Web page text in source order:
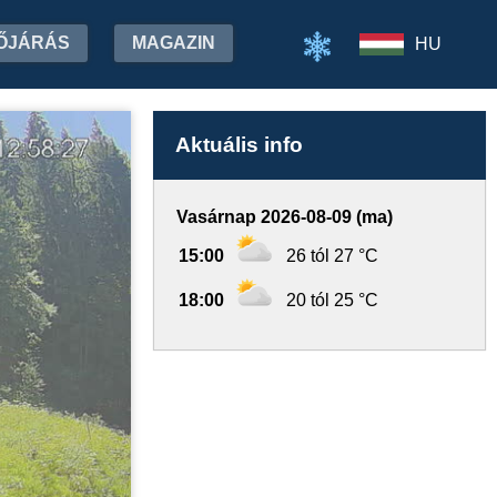
MAGAZIN HU
Aktuális info
Vasárnap 2026-08-09 (ma)
15:00 26 tól 27 °C
18:00 20 tól 25 °C